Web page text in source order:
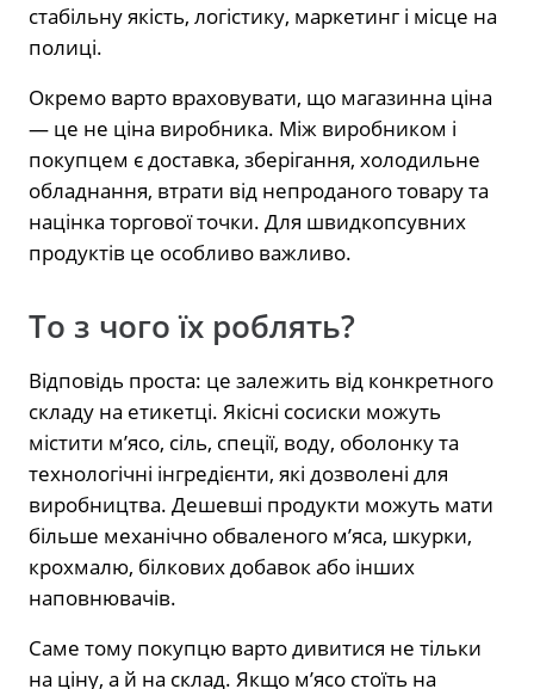
стабільну якість, логістику, маркетинг і місце на
полиці.
Окремо варто враховувати, що магазинна ціна
— це не ціна виробника. Між виробником і
покупцем є доставка, зберігання, холодильне
обладнання, втрати від непроданого товару та
націнка торгової точки. Для швидкопсувних
продуктів це особливо важливо.
То з чого їх роблять?
Відповідь проста: це залежить від конкретного
складу на етикетці. Якісні сосиски можуть
містити м’ясо, сіль, спеції, воду, оболонку та
технологічні інгредієнти, які дозволені для
виробництва. Дешевші продукти можуть мати
більше механічно обваленого м’яса, шкурки,
крохмалю, білкових добавок або інших
наповнювачів.
Саме тому покупцю варто дивитися не тільки
на ціну, а й на склад. Якщо м’ясо стоїть на